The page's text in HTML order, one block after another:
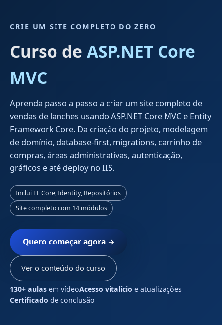
CRIE UM SITE COMPLETO DO ZERO
Curso de ASP.NET Core
MVC
Aprenda passo a passo a criar um site completo de
vendas de lanches usando ASP.NET Core MVC e Entity
Framework Core. Da criação do projeto, modelagem
de domínio, database-first, migrations, carrinho de
compras, áreas administrativas, autenticação,
gráficos e até deploy no IIS.
Inclui EF Core, Identity, Repositórios
Site completo com 14 módulos
Quero começar agora →
Ver o conteúdo do curso
130+ aulas em vídeoAcesso vitalício e atualizações
Certificado de conclusão